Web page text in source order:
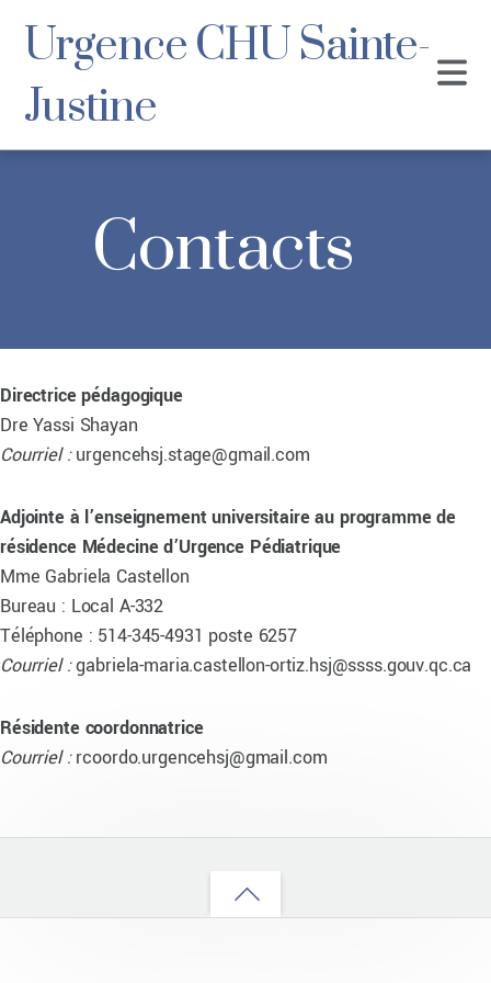
Urgence CHU Sainte-
Justine
Contacts
Directrice pédagogique
Dre Yassi Shayan
Courriel :urgencehsj.stage@gmail.com
Adjointe à l’enseignement universitaire au programme de
résidence Médecine d’Urgence Pédiatrique
Mme Gabriela Castellon
Bureau : Local A-332
Téléphone : 514-345-4931 poste 6257
Courriel :gabriela-maria.castellon-ortiz.hsj@ssss.gouv.qc.ca
Résidente coordonnatrice
Courriel :rcoordo.urgencehsj@gmail.com
Back